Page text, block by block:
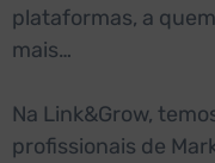
plataformas, a
mais…
Na Link&Grow,
profissionais de